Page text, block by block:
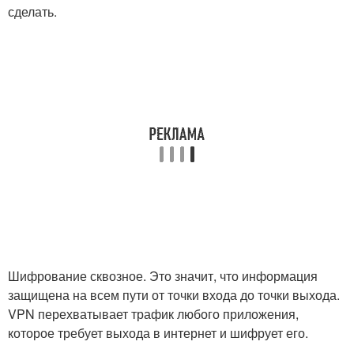
сделать.
Шифрование сквозное. Это значит, что информация
защищена на всем пути от точки входа до точки выхода.
VPN перехватывает трафик любого приложения,
которое требует выхода в интернет и шифрует его.